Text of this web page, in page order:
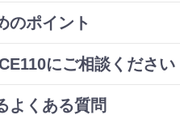
のポイント
にご相談ください
よくある質問